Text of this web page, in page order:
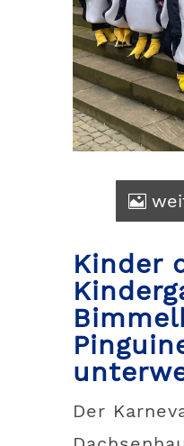
Kinder
Der